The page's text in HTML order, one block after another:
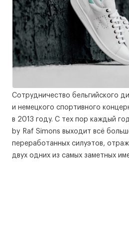
Сотрудничество бельгийского
и немецкого спортивного
в 2013 году. С тех пор каждый
by Raf Simons выходит всё
переработанных силуэтов,
двух одних из самых заметных